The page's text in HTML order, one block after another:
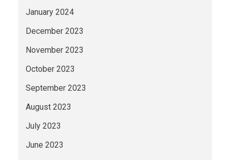
January 2024
December 2023
November 2023
October 2023
September 2023
August 2023
July 2023
June 2023